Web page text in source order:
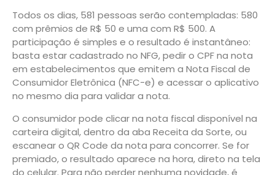
Todos os dias, 581 pessoas serão contempladas: 580
com prêmios de R$ 50 e uma com R$ 500. A
participação é simples e o resultado é instantâneo:
basta estar cadastrado no NFG, pedir o CPF na nota
em estabelecimentos que emitem a Nota Fiscal de
Consumidor Eletrônica (NFC-e) e acessar o aplicativo
no mesmo dia para validar a nota.
O consumidor pode clicar na nota fiscal disponível na
carteira digital, dentro da aba Receita da Sorte, ou
escanear o QR Code da nota para concorrer. Se for
premiado, o resultado aparece na hora, direto na tela
do celular. Para não perder nenhuma novidade, é